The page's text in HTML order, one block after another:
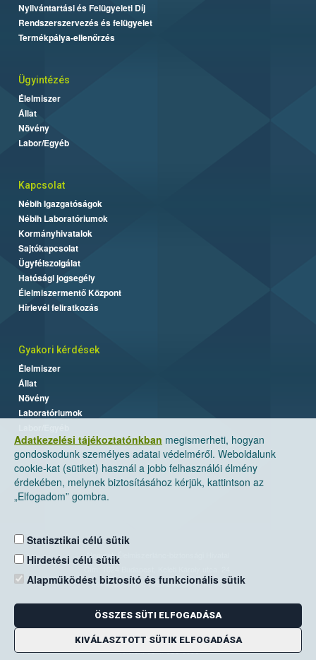
Adatkezelési tájékoztatónkban megismerheti, hogyan
gondoskodunk személyes adatai védelméről. Weboldalunk
cookie-kat (sütiket) használ a jobb felhasználói élmény
érdekében, melynek biztosításához kérjük, kattintson az
„Elfogadom” gombra.
Statisztikai célú sütik
Hirdetési célú sütik
Alapműködést biztosító és funkcionális sütik
ÖSSZES SÜTI ELFOGADÁSA
KIVÁLASZTOTT SÜTIK ELFOGADÁSA
Nyilvántartási és Felügyeleti Díj
Rendszerszervezés és felügyelet
Termékpálya-ellenőrzés
Ügyintézés
Élelmiszer
Állat
Növény
Labor/Egyéb
Kapcsolat
Nébih Igazgatóságok
Nébih Laboratóriumok
Kormányhivatalok
Sajtókapcsolat
Ügyfélszolgálat
Hatósági jogsegély
Élelmiszermentő Központ
Hírlevél feliratkozás
Gyakori kérdések
Élelmiszer
Állat
Növény
Laboratóriumok
Nemzeti Élelmiszerlánc-biztonsági Hivatal
Levelezési cím: 1525 Budapest. Pf. 30.
E-mail:ugyfelszolgalat@nebih.gov.hu
Zöld szám: 06-80/263-244
Telefon: 06-1/ 336-9000